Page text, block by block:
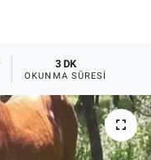
3 DK
OKUNMA SÜRESI